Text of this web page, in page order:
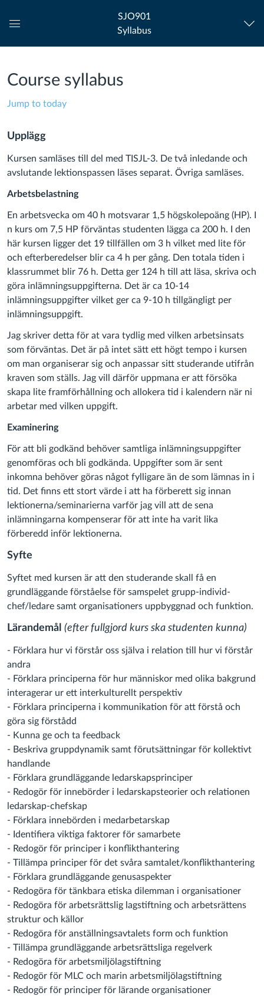
Navigation
SJO901
Syllabus
Course syllabus
Jump to today
Upplägg
Kursen samläses till del med TISJL-3. De två inledande och
avslutande lektionspassen läses separat. Övriga samläses.
Arbetsbelastning
En arbetsvecka om 40 h motsvarar 1,5 högskolepoäng (HP). I
n kurs om 7,5 HP förväntas studenten lägga ca 200 h. I den
här kursen ligger det 19 tillfällen om 3 h vilket med lite för
och efterberedelser blir ca 4 h per gång. Den totala tiden i
klassrummet blir 76 h. Detta ger 124 h till att läsa, skriva och
göra inlämningsuppgifterna. Det är ca 10-14
inlämningsuppgifter vilket ger ca 9-10 h tillgängligt per
inlämningsuppgift.
Jag skriver detta för at vara tydlig med vilken arbetsinsats
som förväntas. Det är på intet sätt ett högt tempo i kursen
om man organiserar sig och anpassar sitt studerande utifrån
kraven som ställs. Jag vill därför uppmana er att försöka
skapa lite framförhållning och allokera tid i kalendern när ni
arbetar med vilken uppgift.
Examinering
För att bli godkänd behöver samtliga inlämningsuppgifter
genomföras och bli godkända. Uppgifter som är sent
inkomna behöver göras något fylligare än de som lämnas in i
tid. Det finns ett stort värde i att ha förberett sig innan
lektionerna/seminarierna varför jag vill att de sena
inlämningarna kompenserar för att inte ha varit lika
förberedd inför lektionerna.
Syfte
Syftet med kursen är att den studerande skall få en
grundläggande förståelse för samspelet grupp‐individ‐
chef/ledare samt organisationers uppbyggnad och funktion.
Lärandemål (efter fullgjord kurs ska studenten kunna)
- Förklara hur vi förstår oss själva i relation till hur vi förstår
andra
- Förklara principerna för hur människor med olika bakgrund
interagerar ur ett interkulturellt perspektiv
- Förklara principerna i kommunikation för att förstå och
göra sig förstådd
- Kunna ge och ta feedback
- Beskriva gruppdynamik samt förutsättningar för kollektivt
handlande
- Förklara grundläggande ledarskapsprinciper
- Redogör för innebörder i ledarskapsteorier och relationen
ledarskap-chefskap
- Förklara innebörden i medarbetarskap
- Identifiera viktiga faktorer för samarbete
- Redogör för principer i konflikthantering
- Tillämpa principer för det svåra samtalet/konflikthantering
- Förklara grundläggande genusaspekter
- Redogöra för tänkbara etiska dilemman i organisationer
- Redogöra för arbetsrättslig lagstiftning och arbetsrättens
struktur och källor
- Redogöra för anställningsavtalets form och funktion
- Tillämpa grundläggande arbetsrättsliga regelverk
- Redogöra för arbetsmiljölagstiftning
- Redogör för MLC och marin arbetsmiljölagstiftning
- Redogör för principer för lärande organisationer